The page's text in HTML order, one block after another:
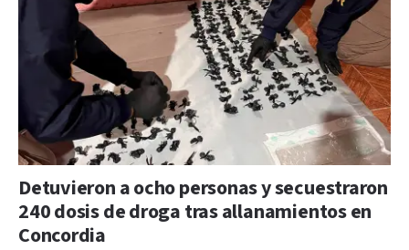
Detuvieron a ocho personas y secuestraron
240 dosis de droga tras allanamientos en
Concordia